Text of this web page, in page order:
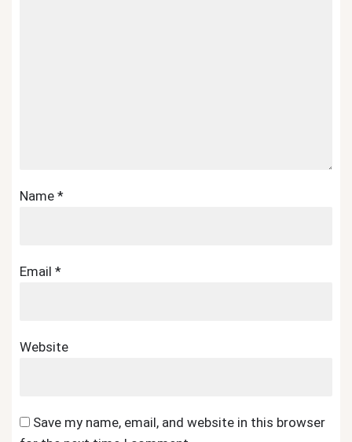
Name *
Email *
Website
Save my name, email, and website in this browser